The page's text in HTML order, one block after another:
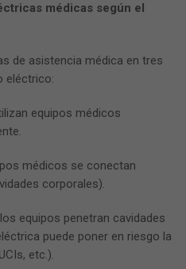
médicas según el
de asistencia médica en tres
eléctrico:
equipos médicos
médicos se conectan
corporales).
equipos penetran cavidades
puede poner en riesgo la
etc.).